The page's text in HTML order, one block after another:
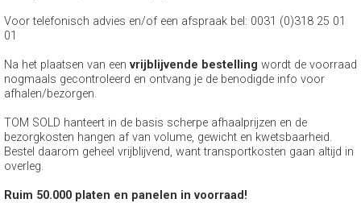
Voor telefonisch advies en/of een afspraak bel: 0031 (0)318 25 01
01
Na het plaatsen van een vrijblijvende bestelling wordt de voorraad
nogmaals gecontroleerd en ontvang je de benodigde info voor
afhalen/bezorgen.
TOM SOLD hanteert in de basis scherpe afhaalprijzen en de
bezorgkosten hangen af van volume, gewicht en kwetsbaarheid.
Bestel daarom geheel vrijblijvend, want transportkosten gaan altijd in
overleg.
Ruim 50.000 platen en panelen in voorraad!